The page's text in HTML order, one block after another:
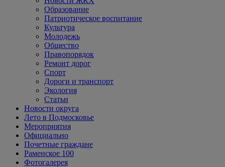
Образование
Патриотическое воспитание
Культура
Молодежь
Общество
Правопорядок
Ремонт дорог
Спорт
Дороги и транспорт
Экология
Статьи
Новости округа
Лето в Подмосковье
Мероприятия
Официально
Почетные граждане
Раменское 100
Фотогалерея